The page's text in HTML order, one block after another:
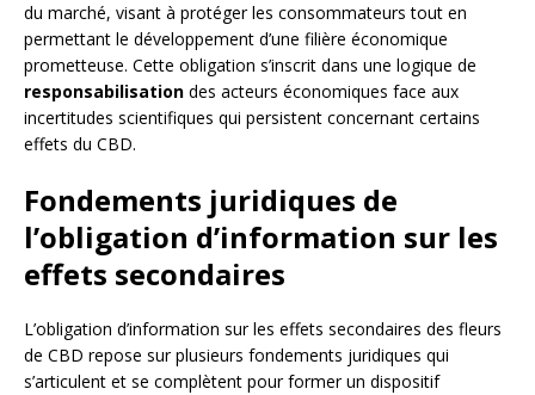
du marché, visant à protéger les consommateurs tout en
permettant le développement d’une filière économique
prometteuse. Cette obligation s’inscrit dans une logique de
responsabilisation des acteurs économiques face aux
incertitudes scientifiques qui persistent concernant certains
effets du CBD.
Fondements juridiques de
l’obligation d’information sur les
effets secondaires
L’obligation d’information sur les effets secondaires des fleurs
de CBD repose sur plusieurs fondements juridiques qui
s’articulent et se complètent pour former un dispositif